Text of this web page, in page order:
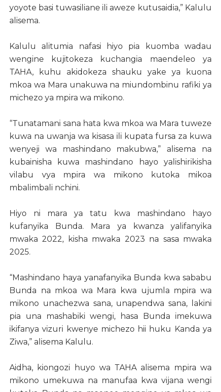
yoyote basi tuwasiliane ili aweze kutusaidia,” Kalulu
alisema.
Kalulu alitumia nafasi hiyo pia kuomba wadau
wengine kujitokeza kuchangia maendeleo ya
TAHA, kuhu akidokeza shauku yake ya kuona
mkoa wa Mara unakuwa na miundombinu rafiki ya
michezo ya mpira wa mikono.
“Tunatamani sana hata kwa mkoa wa Mara tuweze
kuwa na uwanja wa kisasa ili kupata fursa za kuwa
wenyeji wa mashindano makubwa,” alisema na
kubainisha kuwa mashindano hayo yalishirikisha
vilabu vya mpira wa mikono kutoka mikoa
mbalimbali nchini.
Hiyo ni mara ya tatu kwa mashindano hayo
kufanyika Bunda. Mara ya kwanza yalifanyika
mwaka 2022, kisha mwaka 2023 na sasa mwaka
2025.
“Mashindano haya yanafanyika Bunda kwa sababu
Bunda na mkoa wa Mara kwa ujumla mpira wa
mikono unachezwa sana, unapendwa sana, lakini
pia una mashabiki wengi, hasa Bunda imekuwa
ikifanya vizuri kwenye michezo hii huku Kanda ya
Ziwa,” alisema Kalulu.
Aidha, kiongozi huyo wa TAHA alisema mpira wa
mikono umekuwa na manufaa kwa vijana wengi